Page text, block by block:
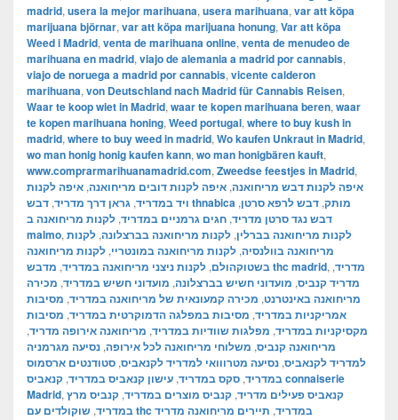
madrid, usera la mejor marihuana, usera marihuana, var att köpa
marijuana björnar, var att köpa marijuana honung, Var att köpa
Weed i Madrid, venta de marihuana online, venta de menudeo de
marihuana en madrid, viajo de alemania a madrid por cannabis,
viajo de noruega a madrid por cannabis, vicente calderon
marihuana, von Deutschland nach Madrid für Cannabis Reisen,
Waar te koop wiet in Madrid, waar te kopen marihuana beren, waar
te kopen marihuana honing, Weed portugal, where to buy kush in
madrid, where to buy weed in madrid, Wo kaufen Unkraut in Madrid,
wo man honig honig kaufen kann, wo man honigbären kauft,
www.comprarmarihuanamadrid.com, Zweedse feestjes in Madrid,
איפה לקנות דבש מריחואנה, איפה לקנות דובים מריחואנה, איפה לקנות
ויד במדריד, גראן דרך מדריד, דבש thnabica מותק, דבש לרפא סרטן,
דבש נגד סרטן מדריד, חגים גרמניים במדריד, לקנות מריחואנה ב
malmo, לקנות מריחואנה בברלין, לקנות מריחואנה בברצלונה, לקנות
מריחואנה בוולנסיה, לקנות מריחואנה במונטריי, לקנות מריחואנה
בשטוקהולם, לקנות ניצני מריחואנה במדריד, מדבש thc madrid, מדריד,
מדריד קנביס, מועדוני חשיש בברצלונה, מועדוני חשיש במדריד, מכירה
מריחואנה באינטרנט, מכירה קמעונאית של מריחואנה במדריד, מסיבות
אמריקניות במדריד, מסיבות במפלגה הדמוקרטית במדריד, מסיבות
מקסיקניות במדריד, מפלגות שוודיות במדריד, מריחואנה אירופה מדריד,
מריחואנה קנביס, משלוחי מריחואנה לכל אירופה, נסיעה מגרמניה
למדריד לקנאביס, נסיעה מטרווואי למדריד לקנאביס, סטודנטים ארסמוס
במדריד, סקס במדריד, עישון קנאביס במדריד, קנאביס connaiserie
Madrid, קנאביס פעילים מדריד, קנביס מוצרים במדריד, קנביס מרץ
במדריד, שוקולדים עם thc במדריד, תיירים מריחואנה מדריד